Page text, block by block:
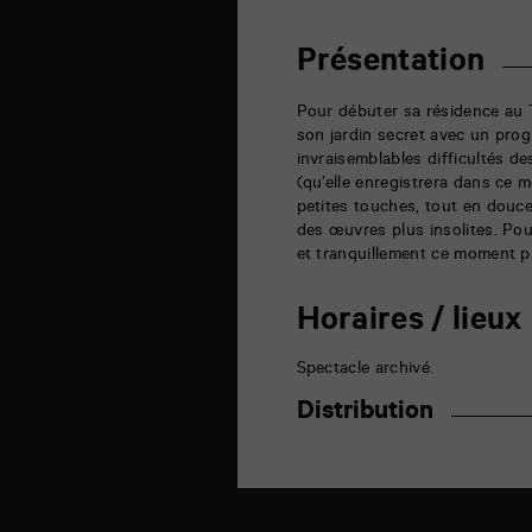
Présentation
Pour débuter sa résidence au
son jardin secret avec un
invraisemblables difficultés
(qu’elle enregistrera dans ce
petites touches, tout en
des œuvres plus insolites.
et tranquillement ce moment
Horaires / lieux
Spectacle archivé.
Distribution